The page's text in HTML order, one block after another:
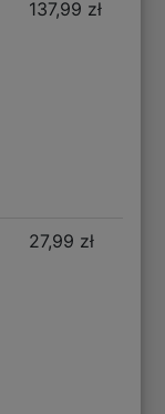
137,99 zł
27,99 zł